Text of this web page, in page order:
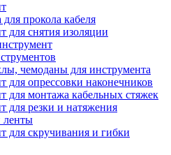
для прокола кабеля
для снятия изоляции
чемоданы для инструмента
для опрессовки наконечников
для монтажа кабельных стяжек
для резки и натяжения
ленты
для скручивания и гибки